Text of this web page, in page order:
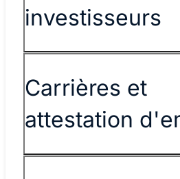
investisseurs
Carrières et
attestation